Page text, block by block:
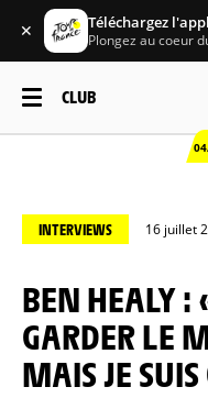
✕ Téléchargez
Plongez au coeur
CLUB
INTERVIEWS 16 juillet
BEN HEALY : « AMBITIEUX DE
GARDER LE
MAIS JE